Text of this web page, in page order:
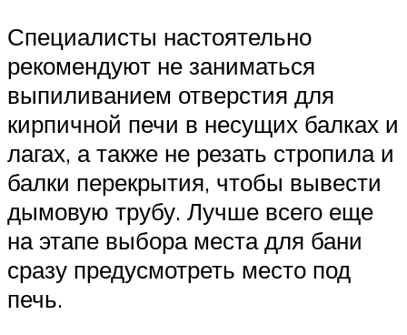
Специалисты настоятельно
рекомендуют не заниматься
выпиливанием отверстия для
кирпичной печи в несущих балках и
лагах, а также не резать стропила и
балки перекрытия, чтобы вывести
дымовую трубу. Лучше всего еще
на этапе выбора места для бани
сразу предусмотреть место под
печь.